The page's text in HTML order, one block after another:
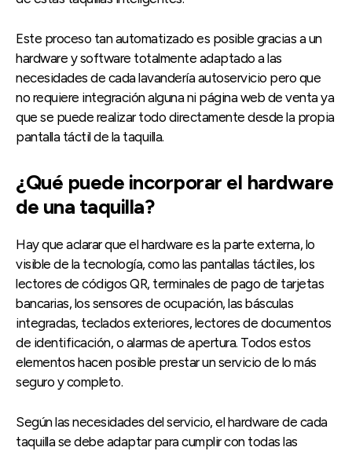
Este proceso tan automatizado es posible gracias a un
hardware y software totalmente adaptado a las
necesidades de cada lavandería autoservicio pero que
no requiere integración alguna ni página web de venta ya
que se puede realizar todo directamente desde la propia
pantalla táctil de la taquilla.
¿Qué puede incorporar el hardware
de una taquilla?
Hay que aclarar que el hardware es la parte externa, lo
visible de la tecnología, como las pantallas táctiles, los
lectores de códigos QR, terminales de pago de tarjetas
bancarias, los sensores de ocupación, las básculas
integradas, teclados exteriores, lectores de documentos
de identificación, o alarmas de apertura. Todos estos
elementos hacen posible prestar un servicio de lo más
seguro y completo.
Según las necesidades del servicio, el hardware de cada
taquilla se debe adaptar para cumplir con todas las